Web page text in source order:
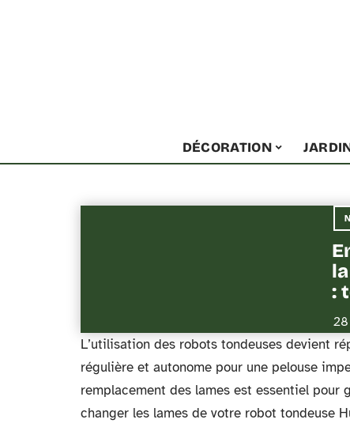
DÉCORATION
:
L’utilisation des robots tondeuses devient
régulière et autonome pour une pelouse
remplacement des lames est essentiel pour
changer les lames de votre robot tondeuse